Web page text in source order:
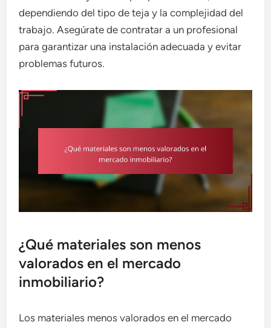
dependiendo del tipo de teja y la complejidad del
trabajo. Asegúrate de contratar a un profesional
para garantizar una instalación adecuada y evitar
problemas futuros.
¿Qué materiales son menos
valorados en el mercado
inmobiliario?
Los materiales menos valorados en el mercado